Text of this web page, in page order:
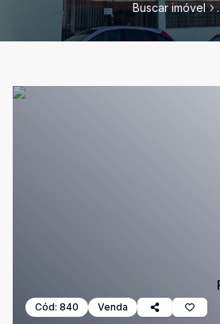
Buscar imóvel
Cód: 840 Venda